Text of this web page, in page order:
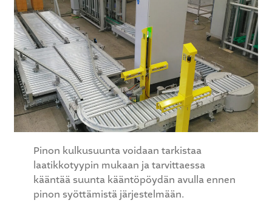
Pinon kulkusuunta voidaan tarkistaa
laatikkotyypin mukaan ja tarvittaessa
kääntää suunta kääntöpöydän avulla ennen
pinon syöttämistä järjestelmään.